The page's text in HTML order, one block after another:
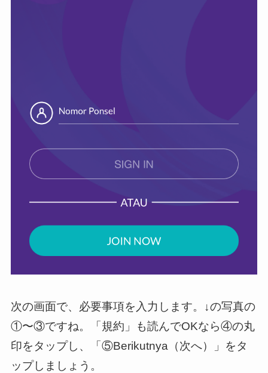
次の画面で、必要事項を入力します。↓の写真の
①〜③ですね。「規約」も読んでOKなら④の丸
印をタップし、「⑤Berikutnya（次へ）」をタ
ップしましょう。